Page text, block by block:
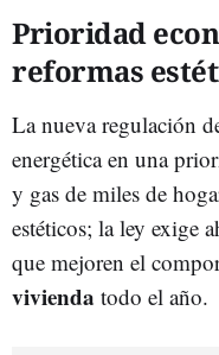
Prioridad
reformas
La nueva regulación
energética en una
y gas de miles de
estéticos; la ley exige
que mejoren el
vivienda todo el año.